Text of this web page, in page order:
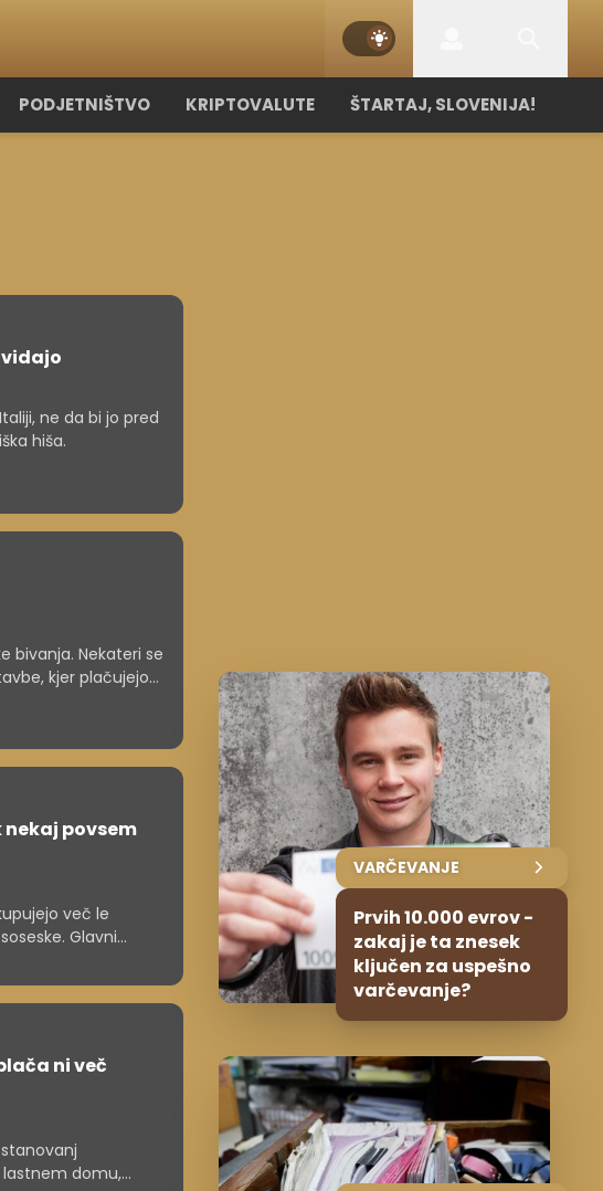
PODJETNIŠTVO KRIPTOVALUTE ŠTARTAJ, SLOVENIJA!
ne da bi jo pred
hiša.
bivanja. Nekateri se
kjer plačujejo
nekaj povsem
več le
Glavni
ni več
lastnem domu,
VARČEVANJE
Prvih 10.000 evrov -
zakaj je ta znesek
ključen za uspešno
varčevanje?